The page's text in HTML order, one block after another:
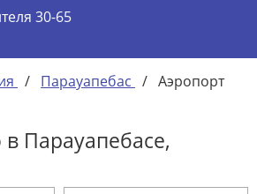
30-65
/ Парауапебас / Аэропорт
Парауапебасе,